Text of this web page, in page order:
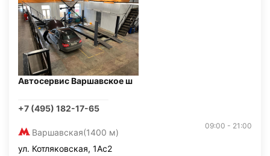
Автосервис Варшавское ш
+7 (495) 182-17-65
Варшавская(1400 м)
09:00 - 21:00
ул. Котляковская, 1Ас2